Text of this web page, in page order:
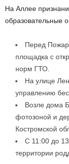
На Аллее
образовательные
Перед
площадка с
норм ГТО.
На улице
управлению
Возле дома
фотозоной и
Костромской
С 11:00 до
территории